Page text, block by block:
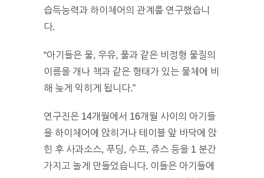
습득능력과 하이체어의 관계를 연구했습니
다.
“아기들은 물, 우유, 풀과 같은 비정형 물질의
이름을 개나 책과 같은 형태가 있는 물체에 비
해 늦게 익히게 됩니다.”
연구진은 14개월에서 16개월 사이의 아기들
을 하이체어에 앉히거나 테이블 앞 바닥에 앉
힌 후 사과소스, 푸딩, 수프, 쥬스 등을 1 분간
가지고 놀게 만들었습니다. 이들은 아기들에